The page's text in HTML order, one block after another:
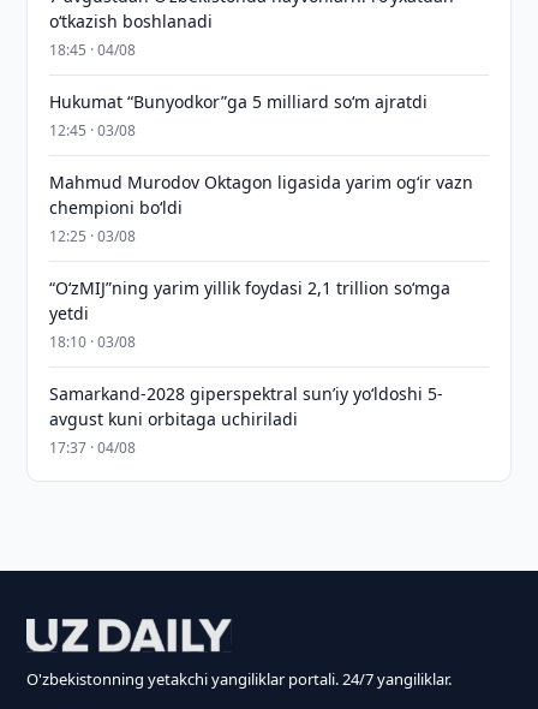
o‘tkazish boshlanadi
18:45 · 04/08
Hukumat “Bunyodkor”ga 5 milliard so‘m ajratdi
12:45 · 03/08
Mahmud Murodov Oktagon ligasida yarim og‘ir vazn
chempioni bo‘ldi
12:25 · 03/08
“O‘zMIJ”ning yarim yillik foydasi 2,1 trillion so‘mga
yetdi
18:10 · 03/08
Samarkand-2028 giperspektral sun’iy yo‘ldoshi 5-
avgust kuni orbitaga uchiriladi
17:37 · 04/08
O'zbekistonning yetakchi yangiliklar portali. 24/7 yangiliklar.